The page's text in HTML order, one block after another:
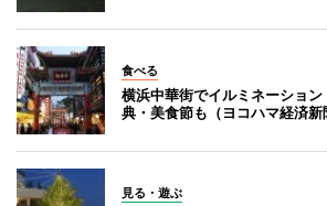
食べる
横浜中華街でイルミネーショ
典・美食節も（ヨコハマ経済新
見る・遊ぶ